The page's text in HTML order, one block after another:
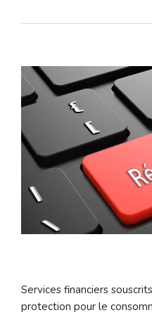
Services financiers
protection pour le